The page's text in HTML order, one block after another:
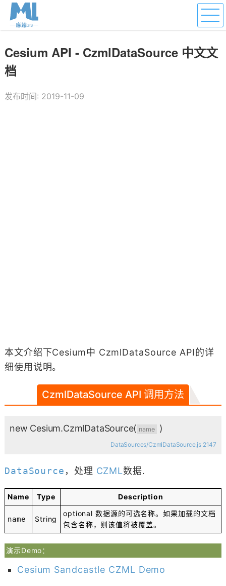
Cesium API - CzmlDataSource 中文文
档
发布时间: 2019-11-09
本文介绍下Cesium中 CzmlDataSource API的详
细使用说明。
CzmlDataSource API 调用方法
new Cesium.CzmlDataSource( name )
DataSources/CzmlDataSource.js 2147
DataSource ，处理 CZML数据.
Name Type Description
name String
optional 数据源的可选名称。如果加载的文档
包含名称，则该值将被覆盖。
演示Demo：
Cesium Sandcastle CZML Demo